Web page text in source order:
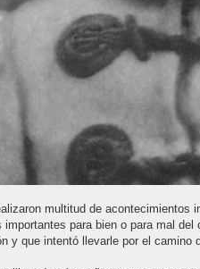
multitud de
para bien o para mal del
y que intentó llevarle por el